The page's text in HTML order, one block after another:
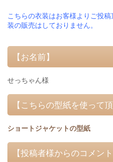
こちらの衣装はお客様よりご投
装の販売はしておりません。
【お名前】
せっちゃん様
【こちらの型紙を使って
ショートジャケットの型紙
【投稿者様からのコメント